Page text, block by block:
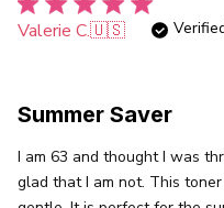
Valerie C.🇺🇸
Summer Saver
I am 63 and thought I was
glad that I am not. This